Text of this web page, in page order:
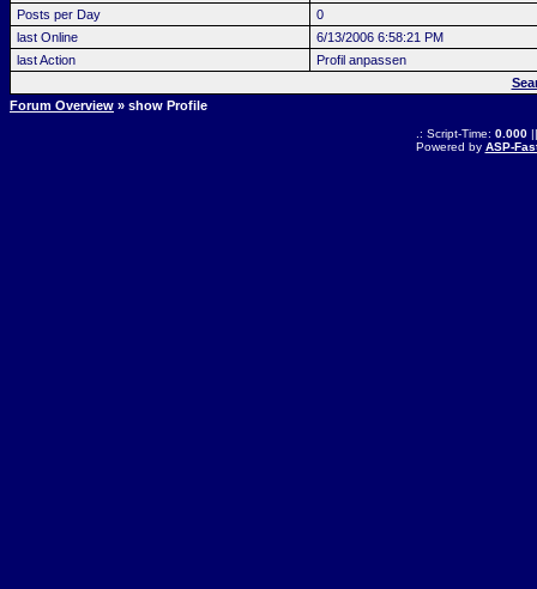
Posts per Day
0
last Online
6/13/2006 6:58:21 PM
last Action
Profil anpassen
Forum Overview » show Profile
.: Script-Time: 0.000||
Powered by ASP-